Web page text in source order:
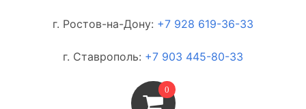
г. Ростов-на-Дону: +7 928 619-36-33
г. Ставрополь: +7 903 445-80-33
0